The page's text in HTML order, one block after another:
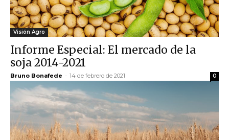
Visión Agro
Informe Especial: El mercado de la
soja 2014-2021
Bruno Bonafede - 14 de febrero de 2021 0